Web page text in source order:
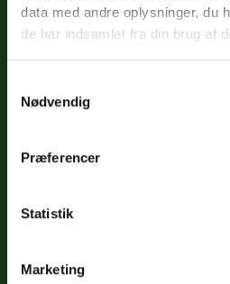
data med andre oplysninger, du
de har indsamlet fra din brug af
Nødvendig
Præferencer
Statistik
Marketing
Sociale medier
Instagram
Google
Links